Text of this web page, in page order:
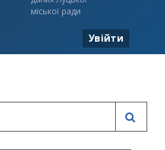
міської ради
Увійти